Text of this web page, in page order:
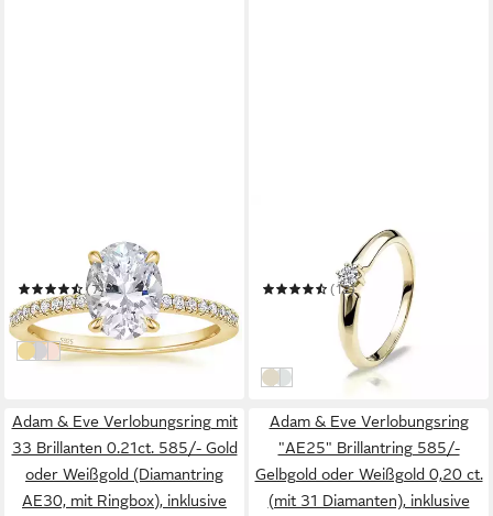
Damen Verlobungsring
Ovalschliff 925 Sterling
Silber
(7)
189,00 €
in 2-3 Werktagen bei dir
GoldSilber
Roségold
Verlobungsring 375/-
Gelbgold oder Weißgold 0,08
ct. - Brillantring
(12)
UVP 499,00 €
in 2-3 Werktagen bei dir
GoldWeißgold
Adam & Eve Verlobungsring mit
33 Brillanten 0.21ct. 585/- Gold
oder Weißgold (Diamantring
AE30, mit Ringbox), inklusive
Adam & Eve Verlobungsring
"AE25" Brillantring 585/-
Gelbgold oder Weißgold 0,20 ct.
(mit 31 Diamanten), inklusive